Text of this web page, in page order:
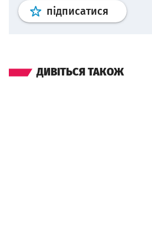
підписатися Профіль
ДИВІТЬСЯ ТАКОЖ